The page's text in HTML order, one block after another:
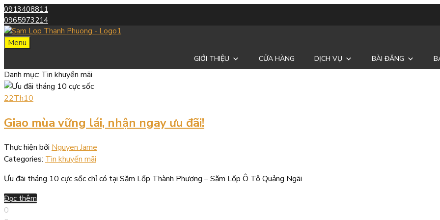
0913408811
0965973214
Menu
GIỚI THIỆU CỬA HÀNG DỊCH VỤ BÀI ĐĂNG
Danh mục: Tin khuyến mãi
22Th10
Giao mùa vững lái, nhận ngay ưu đãi!
Thực hiện bởi Nguyen Jame
Categories: Tin khuyến mãi
Ưu đãi tháng 10 cực sốc chỉ có tại Săm Lốp Thành Phương – Săm Lốp Ô Tô Quảng Ngãi
Đọc thêm
0